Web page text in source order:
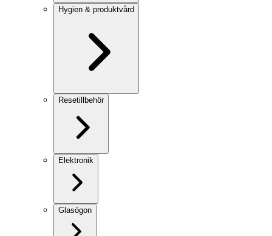
Hygien & produktvård
Resetillbehör
Elektronik
Glasögon